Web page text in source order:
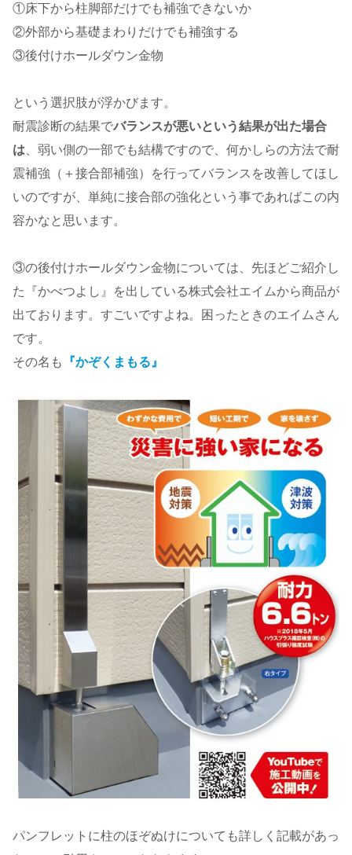
①床下から柱脚部だけでも補強できないか
②外部から基礎まわりだけでも補強する
③後付けホールダウン金物
という選択肢が浮かびます。
耐震診断の結果でバランスが悪いという結果が出た場合
は 、弱い側の一部でも結構ですので、何かしらの方法で耐
震補強（＋接合部補強）を行ってバランスを改善してほし
いのですが、単純に接合部の強化という事であればこの内
容かなと思います。
③の後付けホールダウン金物については、先ほどご紹介し
た『かべつよし』を出している株式会社エイムから商品が
出ております。すごいですよね。困ったときのエイムさん
です。
その名も
『かぞくまもる』
パンフレットに柱のほぞぬけについても詳しく記載があっ